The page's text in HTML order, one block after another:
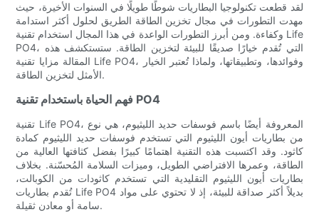
لقد قطعت تكنولوجيا البطاريات شوطًا طويلًا في السنوات الأخيرة، حيث
مهدت التطورات في مجال تخزين الطاقة الطريق لحلول أكثر استدامة
وكفاءة. ومن أبرز التطورات الواعدة في هذا المجال استخدام تقنية Life
PO4، التي تُقدم خيارًا صديقًا للبيئة لتخزين الطاقة. ستستكشف هذه
المقالة مزايا تقنية Life PO4، وفوائدها، وتطبيقاتها، ولماذا تُعتبر الخيار
الأمثل لتخزين الطاقة.
فهم الحياة باستخدام تقنية PO4
تقنية Life PO4، المعروفة أيضًا باسم فوسفات حديد الليثيوم، هي نوع
من بطاريات أيون الليثيوم التي تستخدم فوسفات حديد الليثيوم كمادة
كاثود. وقد اكتسبت هذه التقنية اهتمامًا كبيرًا بفضل كثافتها العالية من
الطاقة، وعمرها الافتراضي الطويل، وميزات السلامة المُحسّنة. بخلاف
بطاريات أيون الليثيوم التقليدية التي تستخدم كاثودات من الكوبالت،
تُقدم بطاريات Life PO4 بديلاً أكثر صداقة للبيئة، إذ لا تحتوي على مواد
سامة أو معادن ثقيلة.